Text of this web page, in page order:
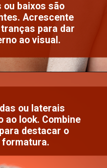
ou baixos são
Acrescente
para dar
ao visual.
ou laterais
look. Combine
destacar o
formatura.